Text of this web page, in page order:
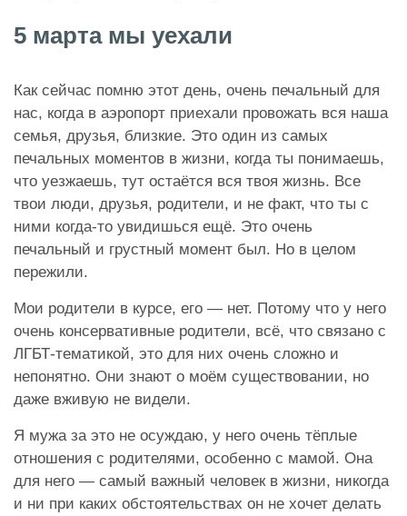
5 марта мы уехали
Как сейчас помню этот день, очень печальный для
нас, когда в аэропорт приехали провожать вся наша
семья, друзья, близкие. Это один из самых
печальных моментов в жизни, когда ты понимаешь,
что уезжаешь, тут остаётся вся твоя жизнь. Все
твои люди, друзья, родители, и не факт, что ты с
ними когда-то увидишься ещё. Это очень
печальный и грустный момент был. Но в целом
пережили.
Мои родители в курсе, его — нет. Потому что у него
очень консервативные родители, всё, что связано с
ЛГБТ-тематикой, это для них очень сложно и
непонятно. Они знают о моём существовании, но
даже вживую не видели.
Я мужа за это не осуждаю, у него очень тёплые
отношения с родителями, особенно с мамой. Она
для него — самый важный человек в жизни, никогда
и ни при каких обстоятельствах он не хочет делать